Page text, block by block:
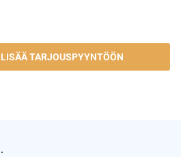
LISÄÄ TARJOUSPYYNTÖÖN